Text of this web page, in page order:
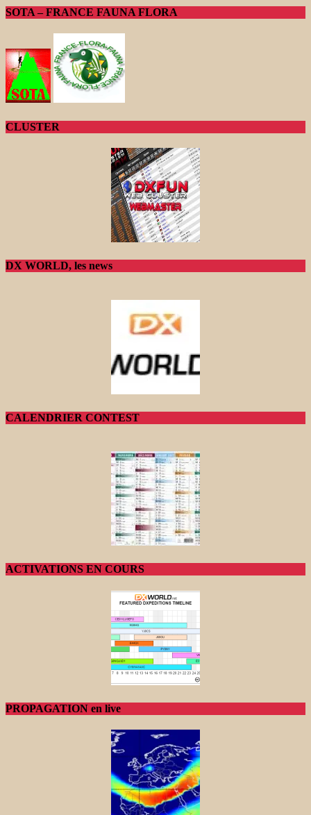
SOTA – FRANCE FAUNA FLORA
CLUSTER
DX WORLD, les news
CALENDRIER CONTEST
ACTIVATIONS EN COURS
PROPAGATION en live